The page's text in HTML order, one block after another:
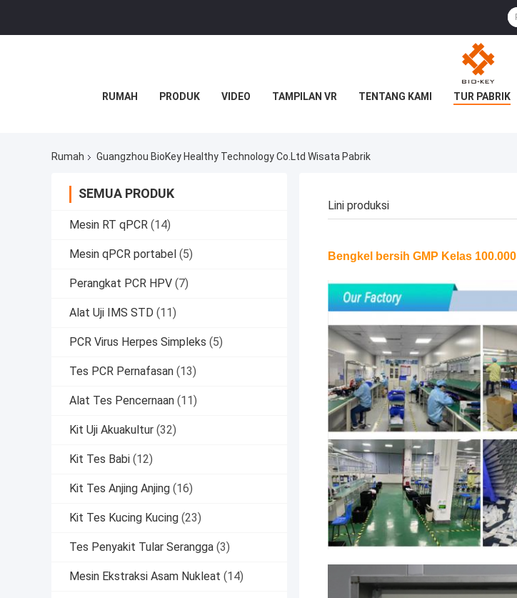
RUMAH PRODUK VIDEO TAMPILAN VR TENTANG KAMI TUR PABRIK
Rumah Guangzhou BioKey Healthy Technology Co.Ltd Wisata Pabrik
SEMUA PRODUK
Mesin RT qPCR (14)
Mesin qPCR portabel (5)
Perangkat PCR HPV (7)
Alat Uji IMS STD (11)
PCR Virus Herpes Simpleks (5)
Tes PCR Pernafasan (13)
Alat Tes Pencernaan (11)
Kit Uji Akuakultur (32)
Kit Tes Babi (12)
Kit Tes Anjing Anjing (16)
Kit Tes Kucing Kucing (23)
Tes Penyakit Tular Serangga (3)
Mesin Ekstraksi Asam Nukleat (14)
Lini produksi
Bengkel bersih GMP Kelas 100.000